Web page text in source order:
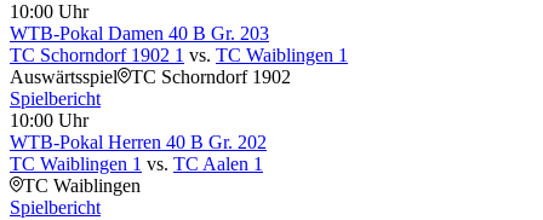
10:00 Uhr
WTB-Pokal Damen 40 B Gr. 203
TC Schorndorf 1902 1 vs. TC Waiblingen 1
Auswärtsspiel
TC Schorndorf 1902
Spielbericht
10:00 Uhr
WTB-Pokal Herren 40 B Gr. 202
TC Waiblingen 1 vs. TC Aalen 1
TC Waiblingen
Spielbericht